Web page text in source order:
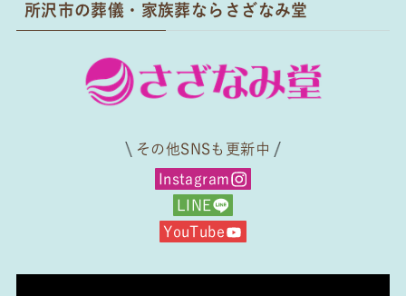
所沢市の葬儀・家族葬ならさざなみ堂
その他SNSも更新中
Instagram
LINE
YouTube